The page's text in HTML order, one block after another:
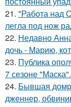
21. "Работа над
легла под нож
22. Недавно
дочь - Марию,
23. Публика
7 сезоне "Маска".
24. Бывшая
дженнер,